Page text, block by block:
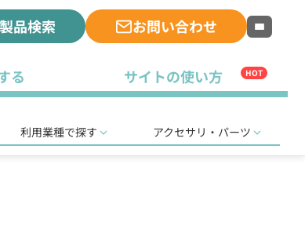
製品検索 お問い合わせ
る サイトの使い方 HOT
利用業種で探す アクセサリ・パーツ